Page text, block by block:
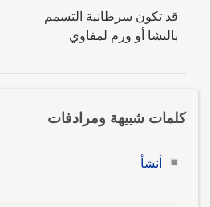
قد تكون سرطانية التسمم
بالنشا أو ورم لمفاوي
كلمات شبيهة ومرادفات
أنشأ